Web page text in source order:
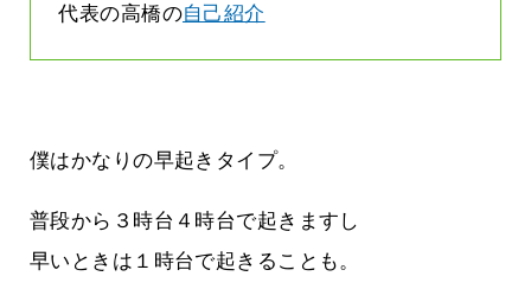
代表の高橋の自己紹介
僕はかなりの早起きタイプ。
普段から３時台４時台で起きますし
早いときは１時台で起きることも。